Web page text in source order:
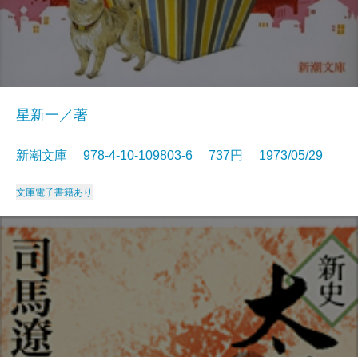
星新一／著
新潮文庫 978-4-10-109803-6 737円 1973/05/29
文庫電子書籍あり